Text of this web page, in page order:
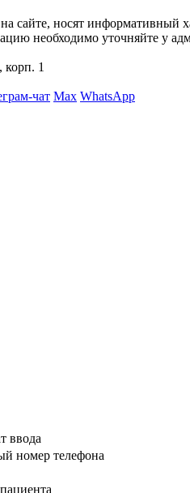
сайте, носят
необходимо уточняйте у
корп. 1
чат Max WhatsApp
ввода
номер телефона